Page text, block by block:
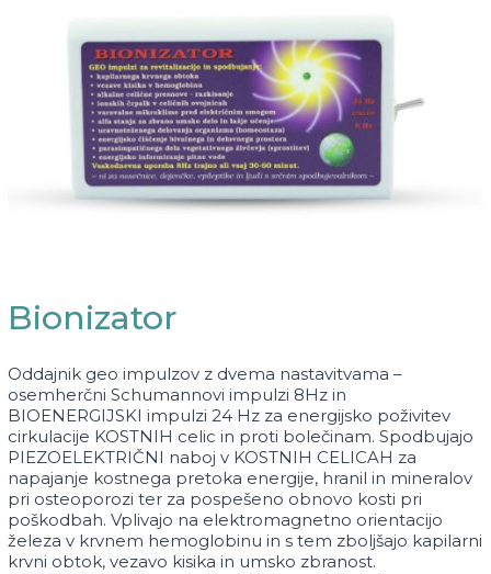
Bionizator
Oddajnik geo impulzov z dvema nastavitvama –
osemherčni Schumannovi impulzi 8Hz in
BIOENERGIJSKI impulzi 24 Hz za energijsko poživitev
cirkulacije KOSTNIH celic in proti bolečinam. Spodbujajo
PIEZOELEKTRIČNI naboj v KOSTNIH CELICAH za
napajanje kostnega pretoka energije, hranil in mineralov
pri osteoporozi ter za pospešeno obnovo kosti pri
poškodbah. Vplivajo na elektromagnetno orientacijo
železa v krvnem hemoglobinu in s tem zboljšajo kapilarni
krvni obtok, vezavo kisika in umsko zbranost.